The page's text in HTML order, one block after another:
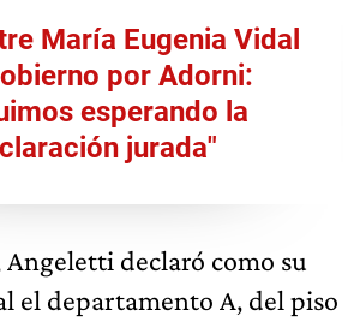
María Eugenia Vidal
por Adorni:
esperando la
jurada"
Angeletti declaró como su
el departamento A, del piso